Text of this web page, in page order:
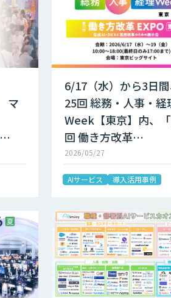
マ
…
6/17（水）から3日
25回 総務・人事・経
Week【東京】内、
回 働き方改革…
2026/05/27
AIサービス 導入活用事例